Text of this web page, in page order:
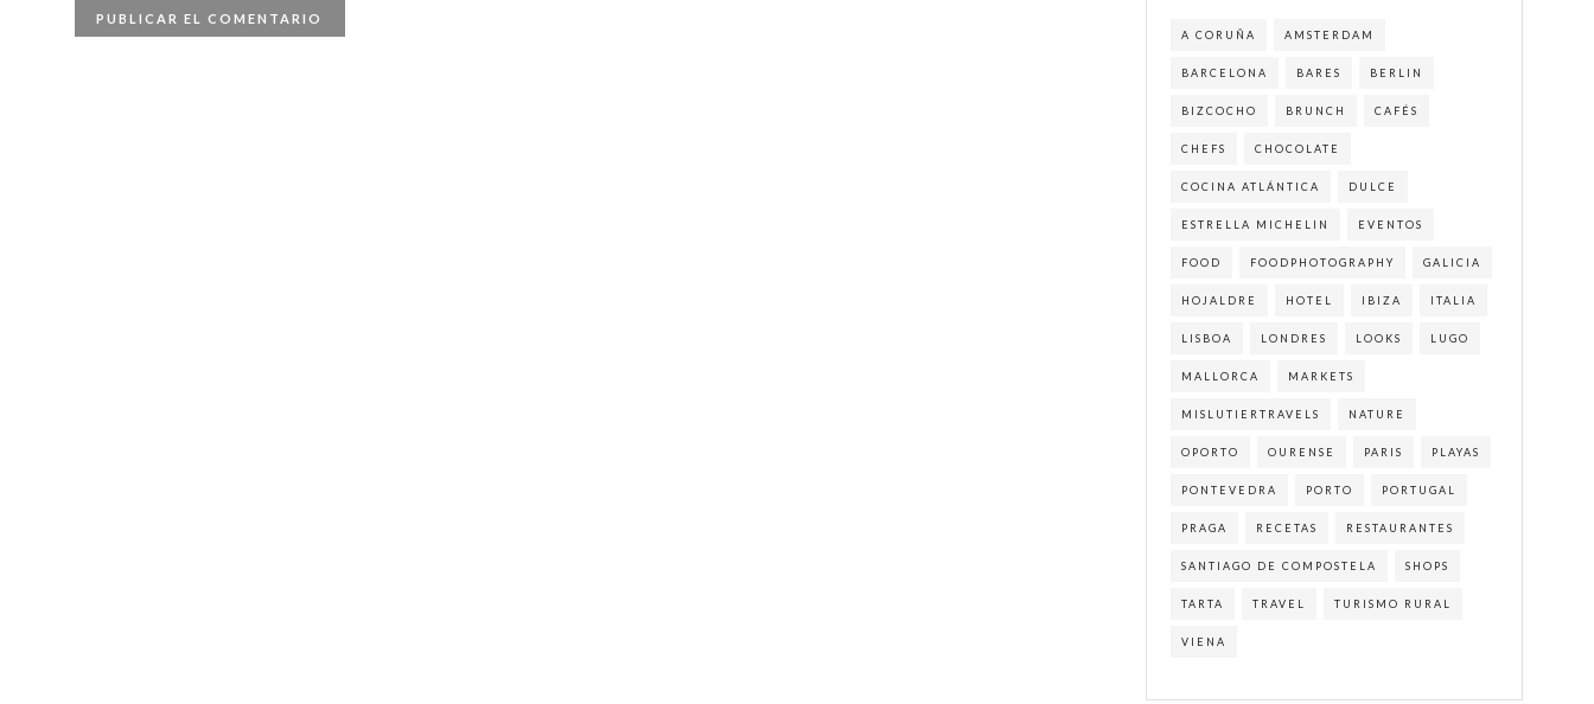
A CORUÑA AMSTERDAM
BARCELONA BARES BERLIN
BIZCOCHO BRUNCH CAFÉS
CHEFS CHOCOLATE
COCINA ATLÁNTICA DULCE
ESTRELLA MICHELIN EVENTOS
FOOD FOODPHOTOGRAPHY GALICIA
HOJALDRE HOTEL IBIZA ITALIA
LISBOA LONDRES LOOKS LUGO
MALLORCA MARKETS
MISLUTIERTRAVELS NATURE
OPORTO OURENSE PARIS PLAYAS
PONTEVEDRA PORTO PORTUGAL
PRAGA RECETAS RESTAURANTES
SANTIAGO DE COMPOSTELA SHOPS
TARTA TRAVEL TURISMO RURAL
VIENA